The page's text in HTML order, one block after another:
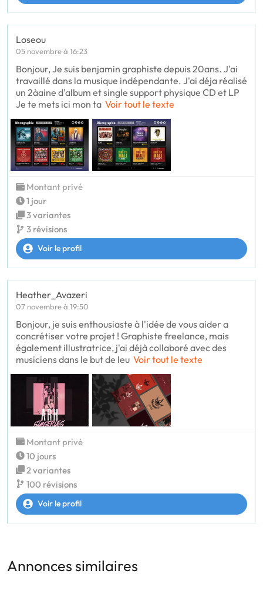
Loseou
05 novembre à 16:23
Bonjour, Je suis benjamin graphiste depuis 20ans. J'ai
travaillé dans la musique indépendante. J'ai déja réalisé
un 2àaine d'album et single support physique CD et LP
Je te mets ici mon ta Voir tout le texte
Montant privé
1 jour
3 variantes
3 révisions
Voir le profil
Heather_Avazeri
07 novembre à 19:50
Bonjour, je suis enthousiaste à l'idée de vous aider a
concrétiser votre projet ! Graphiste freelance, mais
également illustratrice, j'ai déjà collaboré avec des
musiciens dans le but de leu Voir tout le texte
Montant privé
10 jours
2 variantes
100 révisions
Voir le profil
Annonces similaires